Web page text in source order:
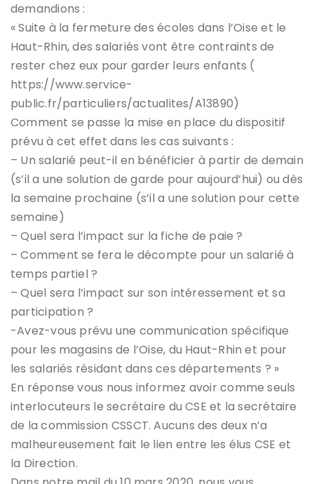
demandions :
« Suite à la fermeture des écoles dans l’Oise et le
Haut-Rhin, des salariés vont être contraints de
rester chez eux pour garder leurs enfants (
https://www.service-
public.fr/particuliers/actualites/A13890)
Comment se passe la mise en place du dispositif
prévu à cet effet dans les cas suivants :
– Un salarié peut-il en bénéficier à partir de demain
(s’il a une solution de garde pour aujourd’hui) ou dès
la semaine prochaine (s’il a une solution pour cette
semaine)
– Quel sera l’impact sur la fiche de paie ?
– Comment se fera le décompte pour un salarié à
temps partiel ?
– Quel sera l’impact sur son intéressement et sa
participation ?
-Avez-vous prévu une communication spécifique
pour les magasins de l’Oise, du Haut-Rhin et pour
les salariés résidant dans ces départements ? »
En réponse vous nous informez avoir comme seuls
interlocuteurs le secrétaire du CSE et la secrétaire
de la commission CSSCT. Aucuns des deux n’a
malheureusement fait le lien entre les élus CSE et
la Direction.